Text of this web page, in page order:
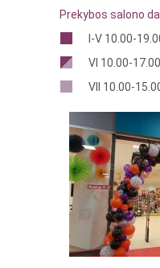
Prekybos salono
I-V 10.00-
VI 10.00-17.00
VII 10.00-